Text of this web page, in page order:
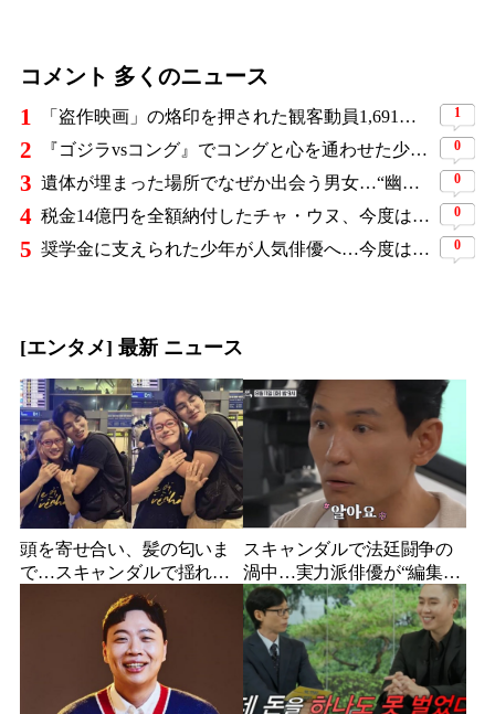
コメント 多くのニュース
1 「盗作映画」の烙印を押された観客動員1,691万人の大ヒット作、裁判所の判断ですべてが覆った 1
2 『ゴジラvsコング』でコングと心を通わせた少女役、わずか18歳で突然の死…父が事故を起こした19歳少年に伝えた言葉 0
3 遺体が埋まった場所でなぜか出会う男女…“幽霊の証言”で事件を解く『恋は命がけ』がNetflix世界2位 0
4 税金14億円を全額納付したチャ・ウヌ、今度は軍服姿で登場…鍛え上げた上半身に驚きの声 0
5 奨学金に支えられた少年が人気俳優へ…今度は子どもたちに総額5,000万円を寄付 0
[エンタメ] 最新 ニュース
頭を寄せ合い、髪の匂いま
で…スキャンダルで揺れた
人気俳優、ベトナム女性歌
手との親密動画が公開
スキャンダルで法廷闘争の
渦中…実力派俳優が“編集な
し”でテレビ登場、予告映像
に批判の声